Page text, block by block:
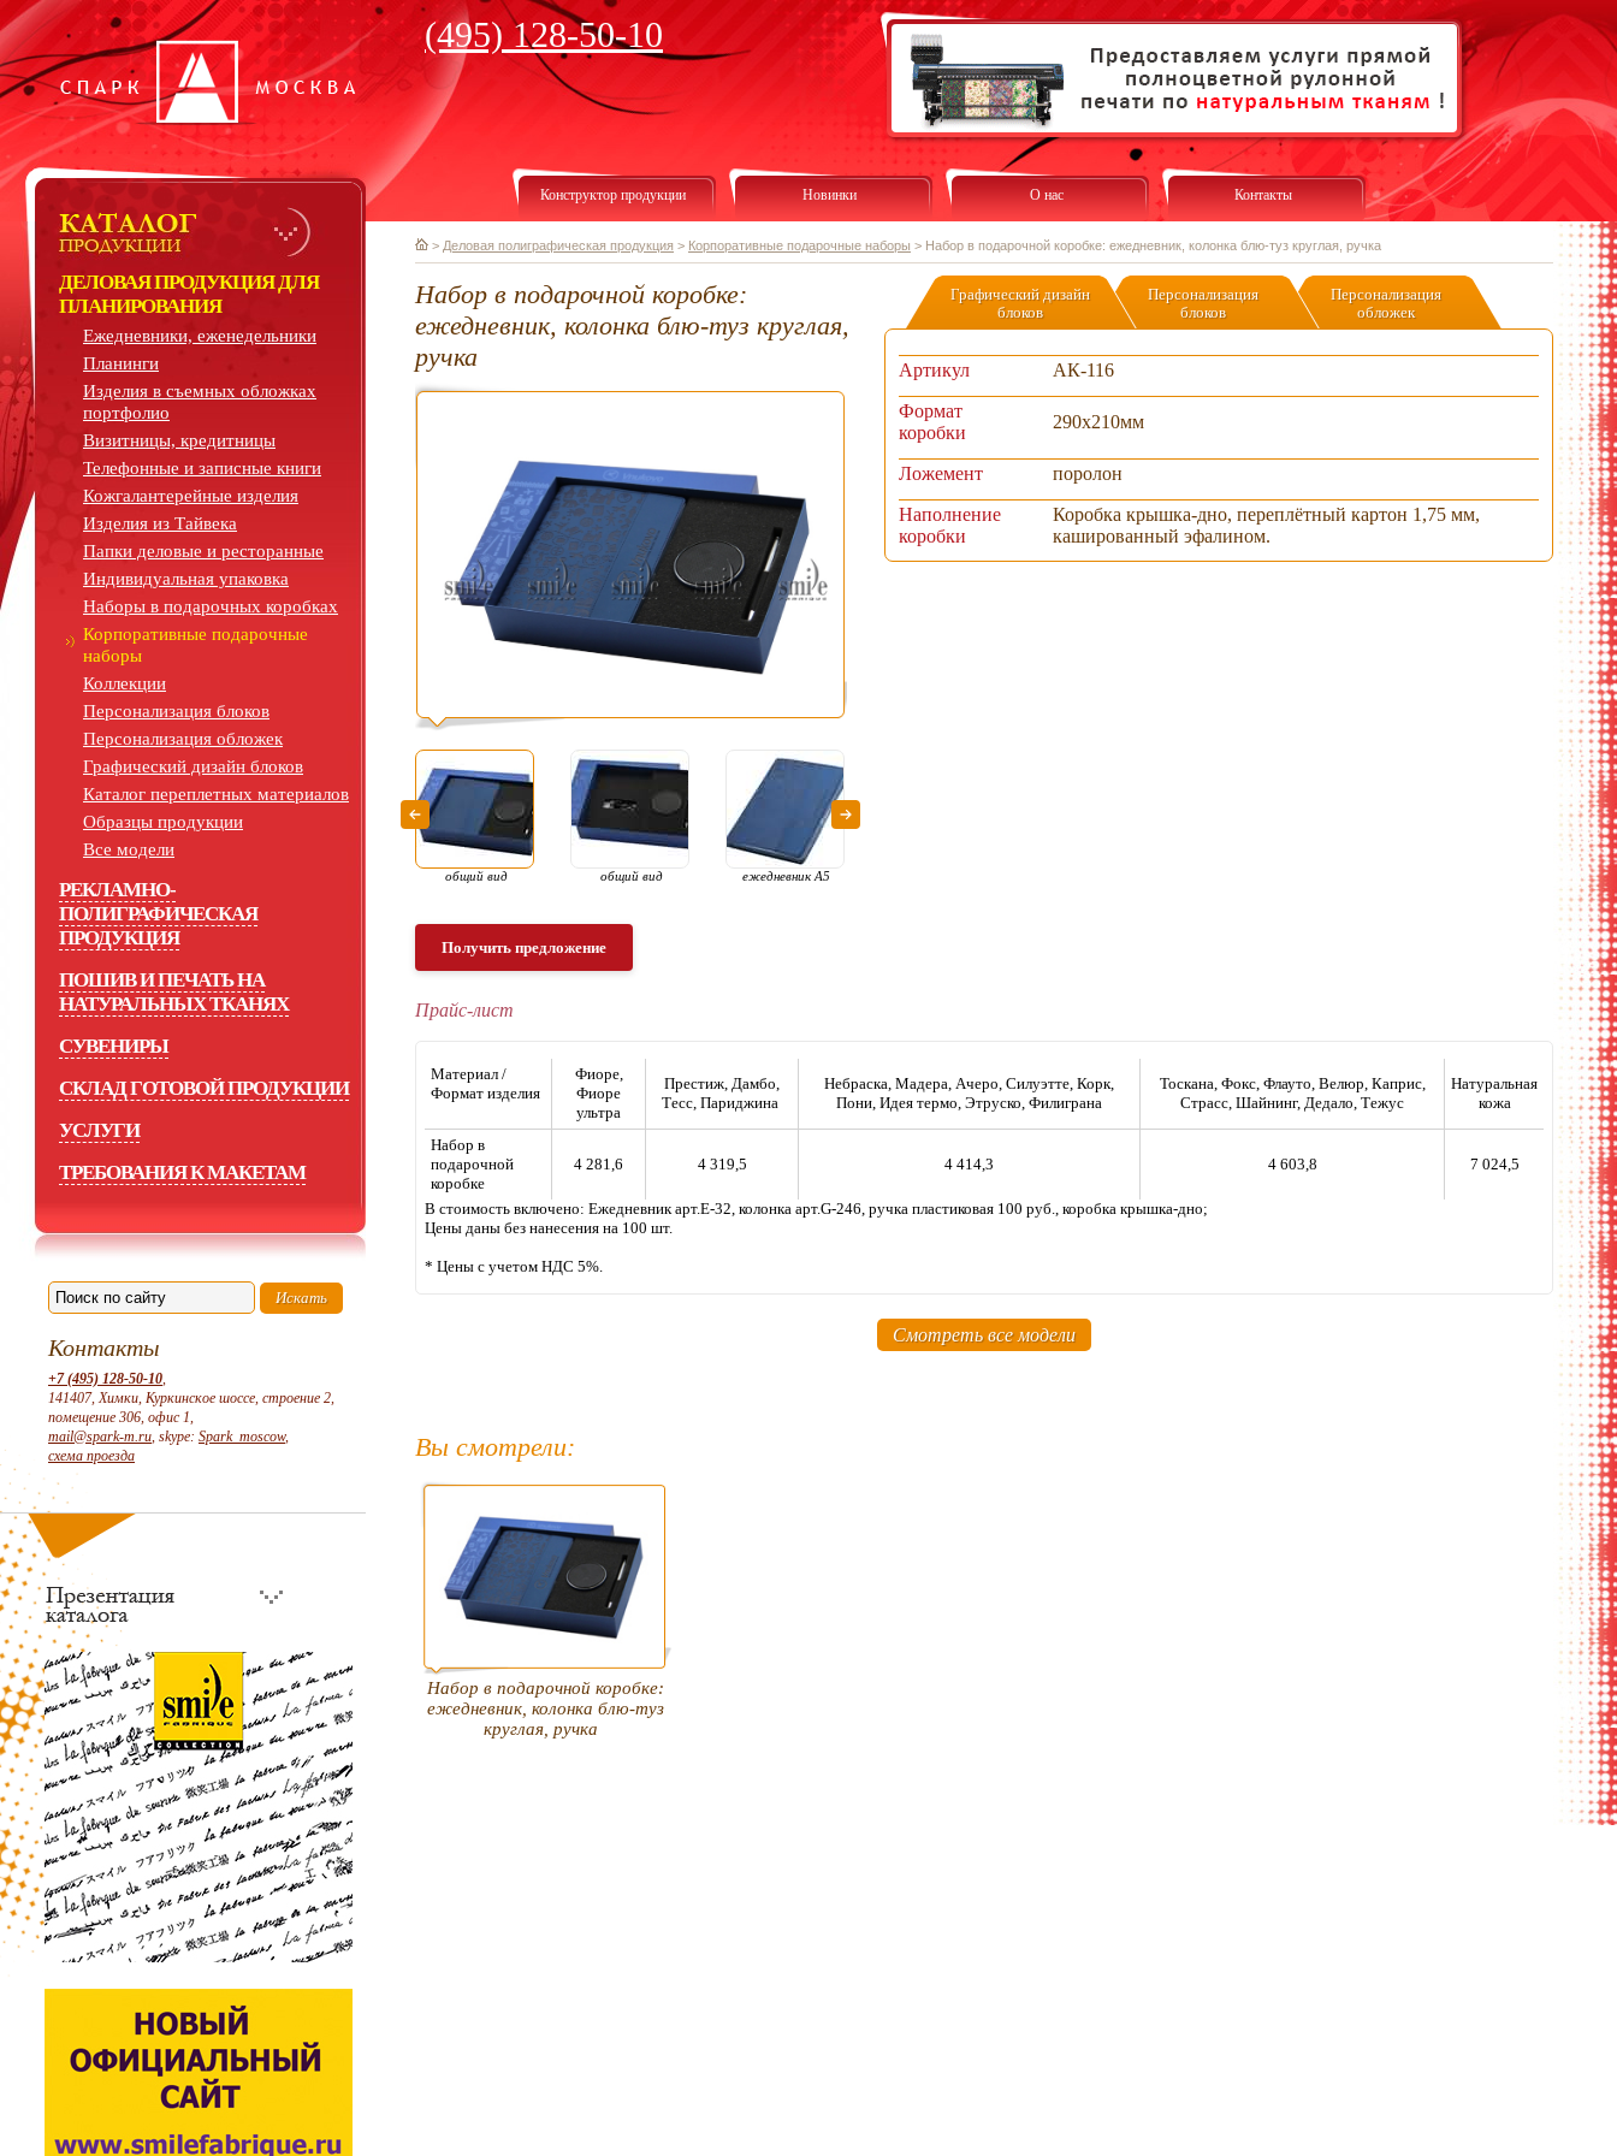
(495) 128-50-10
ДЕЛОВАЯ ПРОДУКЦИЯ ДЛЯ
ПЛАНИРОВАНИЯ
Ежедневники, еженедельники
Планинги
Изделия в съемных обложках
портфолио
Визитницы, кредитницы
Телефонные и записные книги
Кожгалантерейные изделия
Изделия из Тайвека
Папки деловые и ресторанные
Индивидуальная упаковка
Наборы в подарочных коробках
Корпоративные подарочные
наборы
Коллекции
Персонализация блоков
Персонализация обложек
Графический дизайн блоков
Каталог переплетных материалов
Образцы продукции
Все модели
РЕКЛАМНО-
ПОЛИГРАФИЧЕСКАЯ
ПРОДУКЦИЯ
ПОШИВ И ПЕЧАТЬ НА
НАТУРАЛЬНЫХ ТКАНЯХ
СУВЕНИРЫ
СКЛАД ГОТОВОЙ ПРОДУКЦИИ
УСЛУГИ
ТРЕБОВАНИЯ К МАКЕТАМ
Контакты
+7 (495) 128-50-10,
141407, Химки, Куркинское шоссе, строение 2,
помещение 306, офис 1,
mail@spark-m.ru, skype: Spark_moscow,
схема проезда
Конструктор продукции Новинки О нас Контакты
> Деловая полиграфическая продукция > Корпоративные подарочные наборы > Набор в подарочной коробке: ежедневник, колонка блю-туз круглая, ручка
Набор в подарочной коробке:
ежедневник, колонка блю-туз круглая,
ручка
общий вид общий вид ежедневник А5 колонка блю-туз
Получить предложение
Графический дизайн
блоков
Персонализация
блоков
Персонализация
обложек
Артикул
АК-116
Формат
коробки
290х210мм
Ложемент
поролон
Наполнение
коробки
Коробка крышка-дно, переплётный картон 1,75 мм,
кашированный эфалином.
Прайс-лист
Материал /
Формат изделия
Фиоре,
Фиоре
ультра
Престиж, Дамбо,
Тесс, Париджина
Небраска, Мадера, Ачеро, Силуэтте, Корк,
Пони, Идея термо, Этруско, Филиграна
Тоскана, Фокс, Флауто, Велюр, Каприс,
Страсс, Шайнинг, Дедало, Тежус
Натуральная
кожа
Набор в
подарочной
коробке
4 281,6 4 319,5 4 414,3 4 603,8 7 024,5
В стоимость включено: Ежедневник арт.Е-32, колонка арт.G-246, ручка пластиковая 100 руб., коробка крышка-дно;
Цены даны без нанесения на 100 шт.
* Цены с учетом НДС 5%.
Смотреть все модели
Вы смотрели:
Набор в подарочной коробке:
ежедневник, колонка блю-туз
круглая, ручка